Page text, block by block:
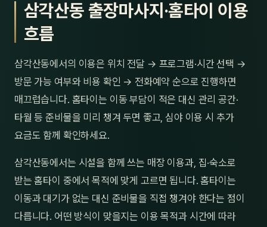
삼각산동 출장마사지·홈타이 이용
흐름
삼각산동에서의 이용은 위치 전달 → 프로그램·시간 선택 →
방문 가능 여부와 비용 확인 → 전화예약 순으로 진행하면
매끄럽습니다. 홈타이는 이동 부담이 적은 대신 관리 공간·
타월 등 준비물을 미리 챙겨 두면 좋고, 심야 이용 시 추가
요금도 함께 확인하세요.
삼각산동에서는 시설을 함께 쓰는 매장 이용과, 집·숙소로
받는 홈타이 중에서 목적에 맞게 고르면 됩니다. 홈타이는
이동과 대기가 없는 대신 준비물을 직접 챙겨야 한다는 점이
다릅니다. 어떤 방식이 맞을지는 이용 목적과 시간에 따라